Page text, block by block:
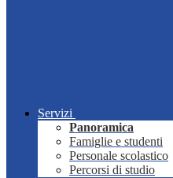
Servizi
Panoramica
Famiglie e studenti
Personale scolastico
Percorsi di studio